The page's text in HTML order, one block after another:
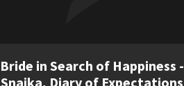
Bride in Search of Happiness -
Snajka, Diary of Expectations